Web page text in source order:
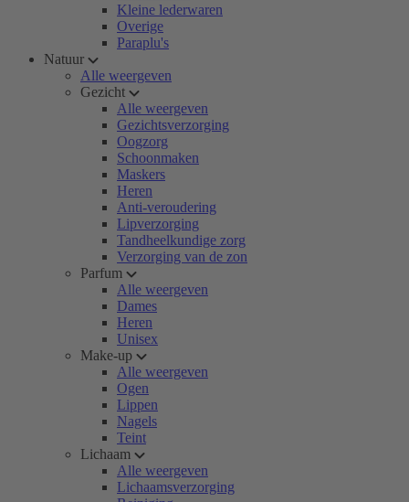
Kleine lederwaren
Overige
Paraplu's
Natuur
Alle weergeven
Gezicht
Alle weergeven
Gezichtsverzorging
Oogzorg
Schoonmaken
Maskers
Heren
Anti-veroudering
Lipverzorging
Tandheelkundige zorg
Verzorging van de zon
Parfum
Alle weergeven
Dames
Heren
Unisex
Make-up
Alle weergeven
Ogen
Lippen
Nagels
Teint
Lichaam
Alle weergeven
Lichaamsverzorging